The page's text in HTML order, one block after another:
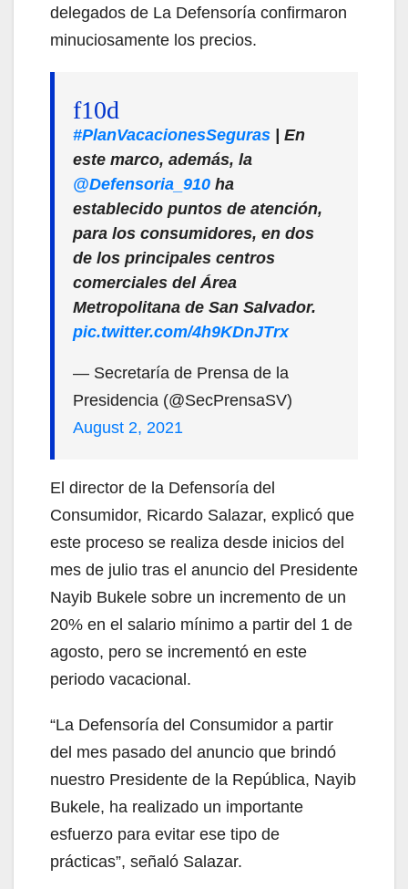
delegados de La Defensoría confirmaron
minuciosamente los precios.
#PlanVacacionesSeguras | En
este marco, además, la
@Defensoria_910 ha
establecido puntos de atención,
para los consumidores, en dos
de los principales centros
comerciales del Área
Metropolitana de San Salvador.
pic.twitter.com/4h9KDnJTrx
— Secretaría de Prensa de la
Presidencia (@SecPrensaSV)
August 2, 2021
El director de la Defensoría del
Consumidor, Ricardo Salazar, explicó que
este proceso se realiza desde inicios del
mes de julio tras el anuncio del Presidente
Nayib Bukele sobre un incremento de un
20% en el salario mínimo a partir del 1 de
agosto, pero se incrementó en este
periodo vacacional.
“La Defensoría del Consumidor a partir
del mes pasado del anuncio que brindó
nuestro Presidente de la República, Nayib
Bukele, ha realizado un importante
esfuerzo para evitar ese tipo de
prácticas”, señaló Salazar.